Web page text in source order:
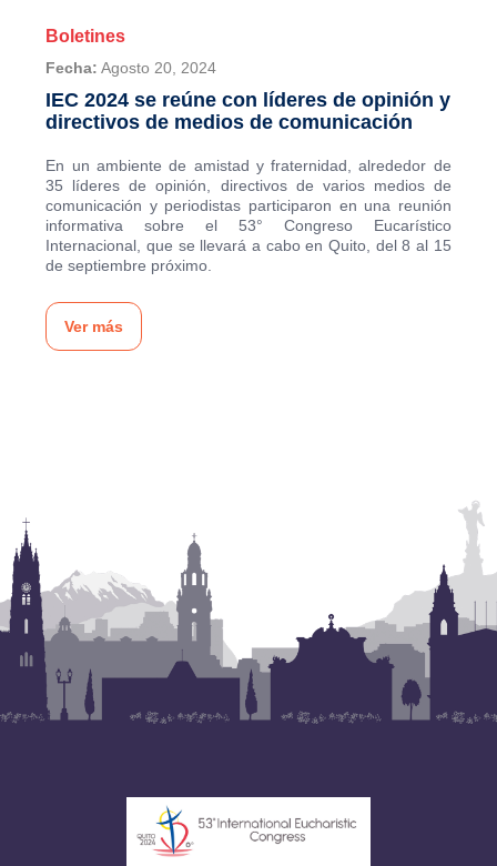
Boletines
Fecha: Agosto 20, 2024
IEC 2024 se reúne con líderes de opinión y
directivos de medios de comunicación
En un ambiente de amistad y fraternidad, alrededor de
35 líderes de opinión, directivos de varios medios de
comunicación y periodistas participaron en una reunión
informativa sobre el 53° Congreso Eucarístico
Internacional, que se llevará a cabo en Quito, del 8 al 15
de septiembre próximo.
Ver más